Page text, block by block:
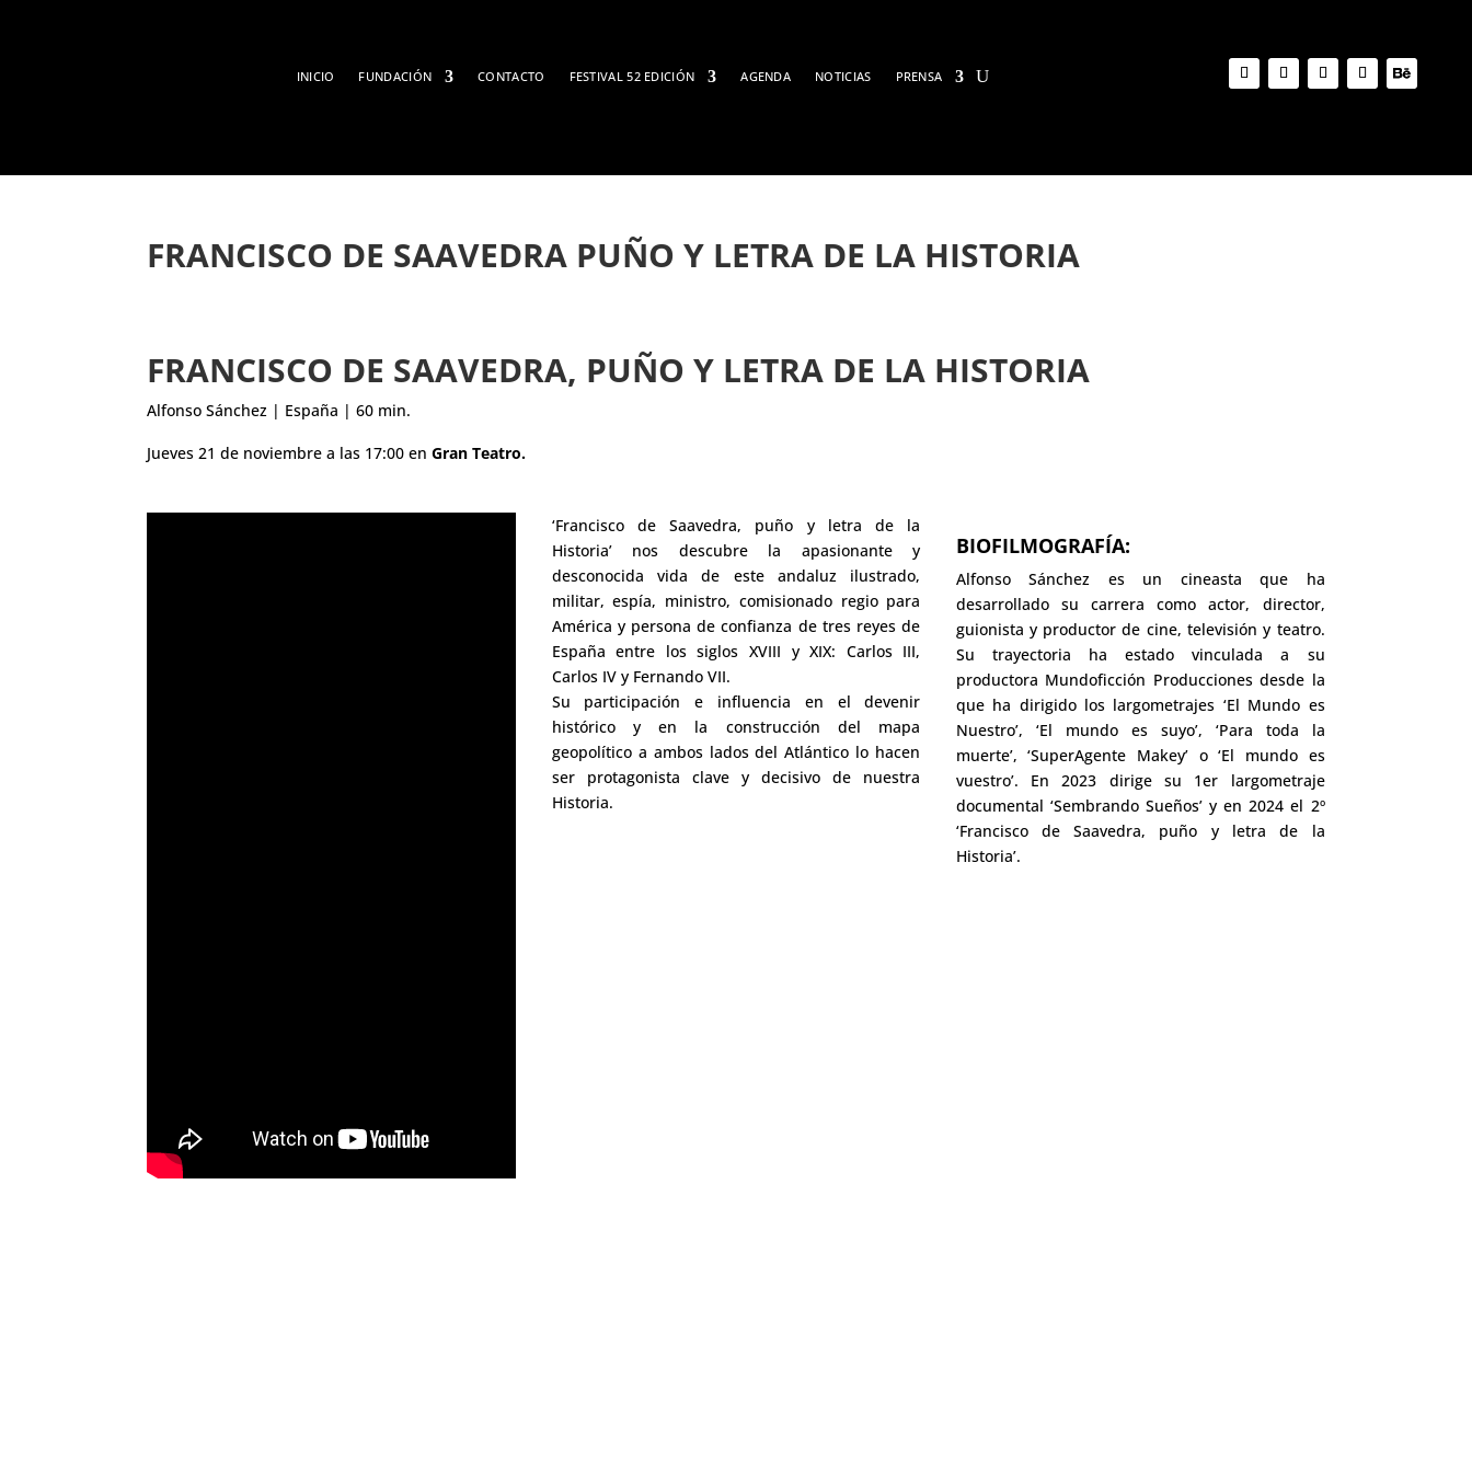
INICIO FUNDACIÓN CONTACTO FESTIVAL 52 EDICIÓN AGENDA NOTICIAS PRENSA
FRANCISCO DE SAAVEDRA PUÑO Y LETRA DE LA HISTORIA
FRANCISCO DE SAAVEDRA, PUÑO Y LETRA DE LA HISTORIA
Alfonso Sánchez | España | 60 min.
Jueves 21 de noviembre a las 17:00 enGran Teatro.
‘Francisco de Saavedra, puño y letra de la
Historia’ nos descubre la apasionante y
desconocida vida de este andaluz ilustrado,
militar, espía, ministro, comisionado regio para
América y persona de confianza de tres reyes de
España entre los siglos XVIII y XIX: Carlos III,
Carlos IV y Fernando VII.
Su participación e influencia en el devenir
histórico y en la construcción del mapa
geopolítico a ambos lados del Atlántico lo hacen
ser protagonista clave y decisivo de nuestra
Historia.
BIOFILMOGRAFÍA:
Alfonso Sánchez es un cineasta que ha
desarrollado su carrera como actor, director,
guionista y productor de cine, televisión y teatro.
Su trayectoria ha estado vinculada a su
productora Mundoficción Producciones desde la
que ha dirigido los largometrajes ‘El Mundo es
Nuestro’, ‘El mundo es suyo’, ‘Para toda la
muerte’, ‘SuperAgente Makey’ o ‘El mundo es
vuestro’. En 2023 dirige su 1er largometraje
documental ‘Sembrando Sueños’ y en 2024 el 2º
‘Francisco de Saavedra, puño y letra de la
Historia’.